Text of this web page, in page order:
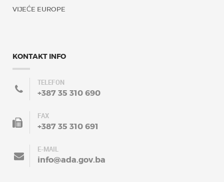
VIJEĆE EUROPE
KONTAKT INFO
TELEFON
+387 35 310 690
FAX
+387 35 310 691
E-MAIL
info@ada.gov.ba